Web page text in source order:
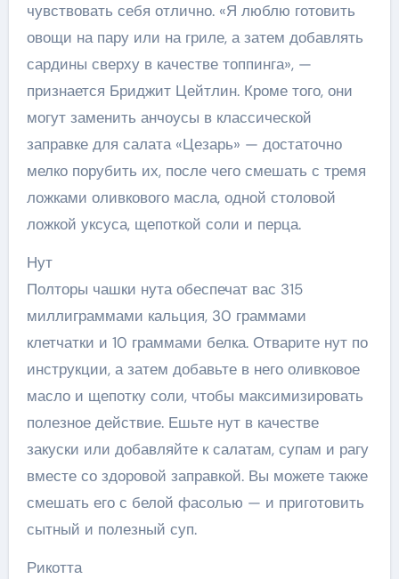
чувствовать себя отлично. «Я люблю готовить
овощи на пару или на гриле, а затем добавлять
сардины сверху в качестве топпинга», —
признается Бриджит Цейтлин. Кроме того, они
могут заменить анчоусы в классической
заправке для салата «Цезарь» — достаточно
мелко порубить их, после чего смешать с тремя
ложками оливкового масла, одной столовой
ложкой уксуса, щепоткой соли и перца.
Нут
Полторы чашки нута обеспечат вас 315
миллиграммами кальция, 30 граммами
клетчатки и 10 граммами белка. Отварите нут по
инструкции, а затем добавьте в него оливковое
масло и щепотку соли, чтобы максимизировать
полезное действие. Ешьте нут в качестве
закуски или добавляйте к салатам, супам и рагу
вместе со здоровой заправкой. Вы можете также
смешать его с белой фасолью — и приготовить
сытный и полезный суп.
Рикотта